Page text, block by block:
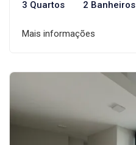
3 Quartos 2 Banheiros
Mais informações